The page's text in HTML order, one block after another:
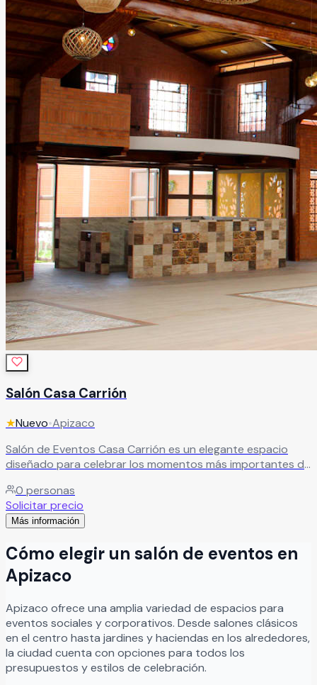
Salón Casa Carrión
★Nuevo•Apizaco
Salón de Eventos Casa Carrión es un elegante espacio
diseñado para celebrar los momentos más importantes de
inolvidables. Este recinto es ideal para bodas, XV años,
aniversarios, graduaciones, cumpleaños y reuniones
sociales, ofreciendo instalaciones cómodas y una
amigos. En Casa Carrión cada evento cuenta una historia
única, y su equipo se dedica a cuidar cada detalle para
crear experiencias memorables llenas de alegría, excelente
siempre en la memoria de sus invitados. Leer más
0 personas
Solicitar precio
Más información
Cómo elegir un salón de eventos en
Apizaco
Apizaco ofrece una amplia variedad de espacios para
eventos sociales y corporativos. Desde salones clásicos
en el centro hasta jardines y haciendas en los alrededores,
la ciudad cuenta con opciones para todos los
presupuestos y estilos de celebración.